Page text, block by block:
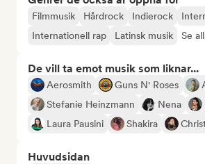
Filmmusik Hårdrock Indierock
Internationell rap
Latinsk musik Se
De vill ta emot musik som liknar...
Aerosmith Guns N' Roses
Stefanie Heinzmann
Nena
Laura Pausini
Shakira
Huvudsidan